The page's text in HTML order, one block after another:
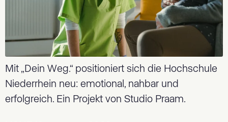
Mit „Dein Weg.“ positioniert sich die Hochschule
Niederrhein neu: emotional, nahbar und
erfolgreich. Ein Projekt von Studio Praam.